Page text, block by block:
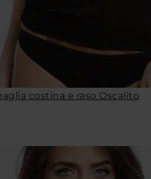
costina e raso Oscalito